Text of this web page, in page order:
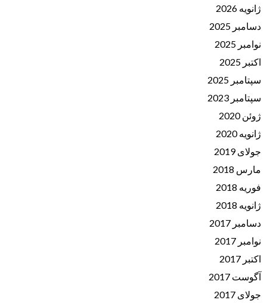
ژانویه 2026
دسامبر 2025
نوامبر 2025
اکتبر 2025
سپتامبر 2025
سپتامبر 2023
ژوئن 2020
ژانویه 2020
جولای 2019
مارس 2018
فوریه 2018
ژانویه 2018
دسامبر 2017
نوامبر 2017
اکتبر 2017
آگوست 2017
جولای 2017